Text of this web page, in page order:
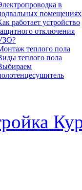
в
помещениях
работает устройство
отключения
теплого пола
теплого пола